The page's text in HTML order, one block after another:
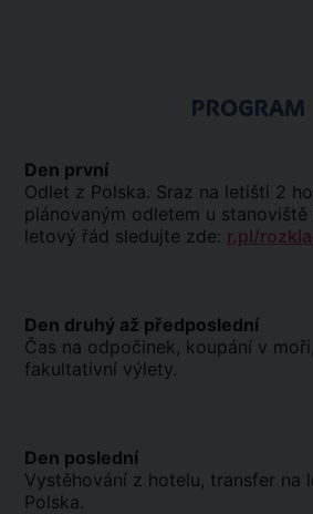
PROGRAM
Den první
Odlet z Polska. Sraz na letišti 2
plánovaným odletem u stanoviště
letový řád sledujte zde: r.pl/
Den druhý až předposlední
Čas na odpočinek, koupání v
fakultativní výlety.
Den poslední
Vystěhování z hotelu, transfer na
Polska.